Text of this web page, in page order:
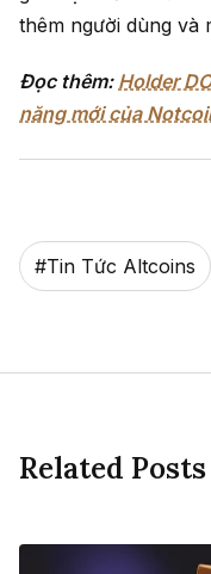
thêm người dùng và
Đọc thêm: Holder
năng mới của
#Tin Tức Altcoins
Related Posts